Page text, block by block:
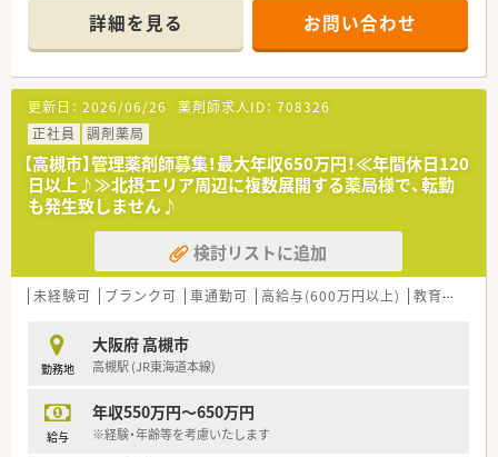
■月1回の社内勉強会の他、外部の研修会やセミナー、学会への
参加も推奨しており、
あわせて有給取得をすることでリフレッシュ休暇を満喫する
方も多いそうです。
■年間休日119日、勉強熱心の方が多い企業様です。
今なお成長し続ける企業様でスキルアップしていきません
か？？
詳細を見る お問い合わせ
更新日： 2026/06/26 薬剤師求人ID： 708326
正社員
調剤薬局
【高槻市】管理薬剤師募集！最大年収650万円！≪年間休日120
日以上♪≫北摂エリア周辺に複数展開する薬局様で、転勤
も発生致しません♪
検討リストに追加
未経験可 ブランク可 車通勤可 高給与(600万円以上) 教育制度あり
勤務地
大阪府 高槻市
高槻駅 (JR東海道本線)
給与
年収550万円～650万円
※経験・年齢等を考慮いたします